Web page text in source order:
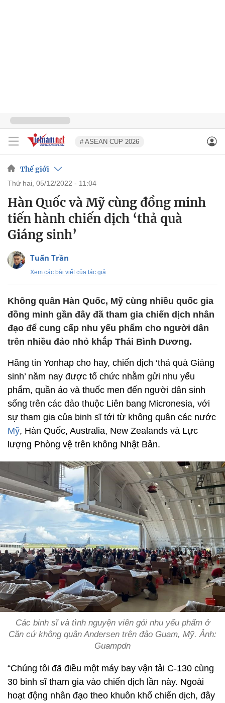
# ASEAN CUP 2026
Thế giới
thứ hai, 05/12/2022 - 11:04
Hàn Quốc và Mỹ cùng đồng minh
tiến hành chiến dịch ‘thả quà
Giáng sinh’
Tuấn Trần
Xem các bài viết của tác giả
Không quân Hàn Quốc, Mỹ cùng nhiều quốc gia
đồng minh gần đây đã tham gia chiến dịch nhân
đạo để cung cấp nhu yếu phẩm cho người dân
trên nhiều đảo nhỏ khắp Thái Bình Dương.
Hãng tin Yonhap cho hay, chiến dịch ‘thả quà Giáng
sinh’ năm nay được tổ chức nhằm gửi nhu yếu
phẩm, quần áo và thuốc men đến người dân sinh
sống trên các đảo thuộc Liên bang Micronesia, với
sự tham gia của binh sĩ tới từ không quân các nước
Mỹ, Hàn Quốc, Australia, New Zealands và Lực
lượng Phòng vệ trên không Nhật Bản.
Các binh sĩ và tình nguyện viên gói nhu yếu phẩm ở
Căn cứ không quân Andersen trên đảo Guam, Mỹ. Ảnh:
Guampdn
“Chúng tôi đã điều một máy bay vận tải C-130 cùng
30 binh sĩ tham gia vào chiến dịch lần này. Ngoài
hoạt động nhân đạo theo khuôn khổ chiến dịch, đây